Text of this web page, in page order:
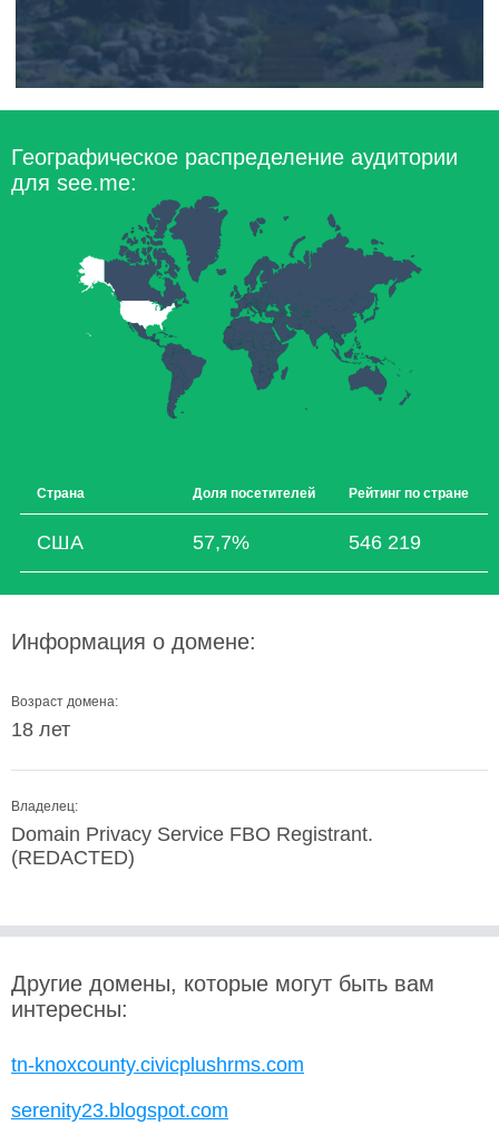
Географическое распределение аудитории
для see.me:
Страна Доля посетителей Рейтинг по стране
США 57,7% 546 219
Информация о домене:
Возраст домена:
18 лет
Владелец:
Domain Privacy Service FBO Registrant.
(REDACTED)
Другие домены, которые могут быть вам
интересны:
tn-knoxcounty.civicplushrms.com
serenity23.blogspot.com